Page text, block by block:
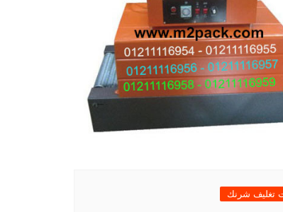
تغليف شرنك